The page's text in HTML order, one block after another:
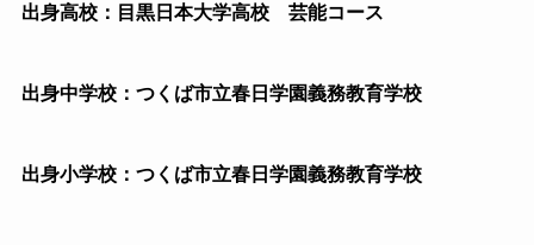
出身高校：目黒日本大学高校 芸能コース
出身中学校：つくば市立春日学園義務教育学校
出身小学校：つくば市立春日学園義務教育学校